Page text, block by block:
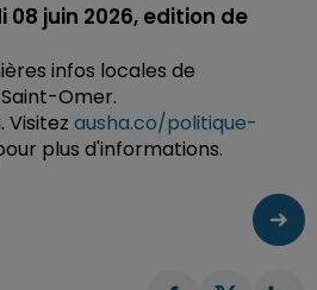
08 juin 2026, edition de
infos locales de
Omer.
Visitez ausha.co/politique-
plus d'informations.